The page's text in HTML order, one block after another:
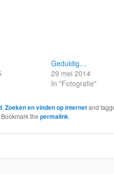
Geduldig…
29 mei 2014
In "Fotografie"
,Zoeken en vinden op internetand
the permalink.